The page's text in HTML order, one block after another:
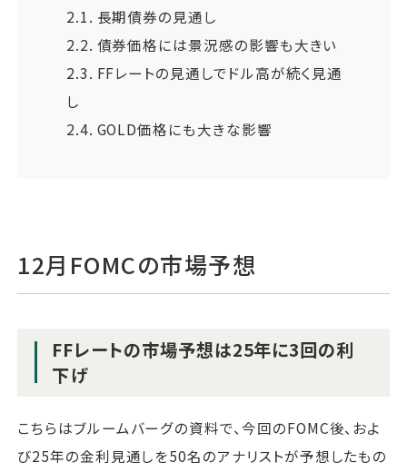
2.1. 長期債券の見通し
2.2. 債券価格には景況感の影響も大きい
2.3. FFレートの見通しでドル高が続く見通
し
2.4. GOLD価格にも大きな影響
12月FOMCの市場予想
FFレートの市場予想は25年に3回の利
下げ
こちらはブルームバーグの資料で、今回のFOMC後、およ
び25年の金利見通しを50名のアナリストが予想したもの